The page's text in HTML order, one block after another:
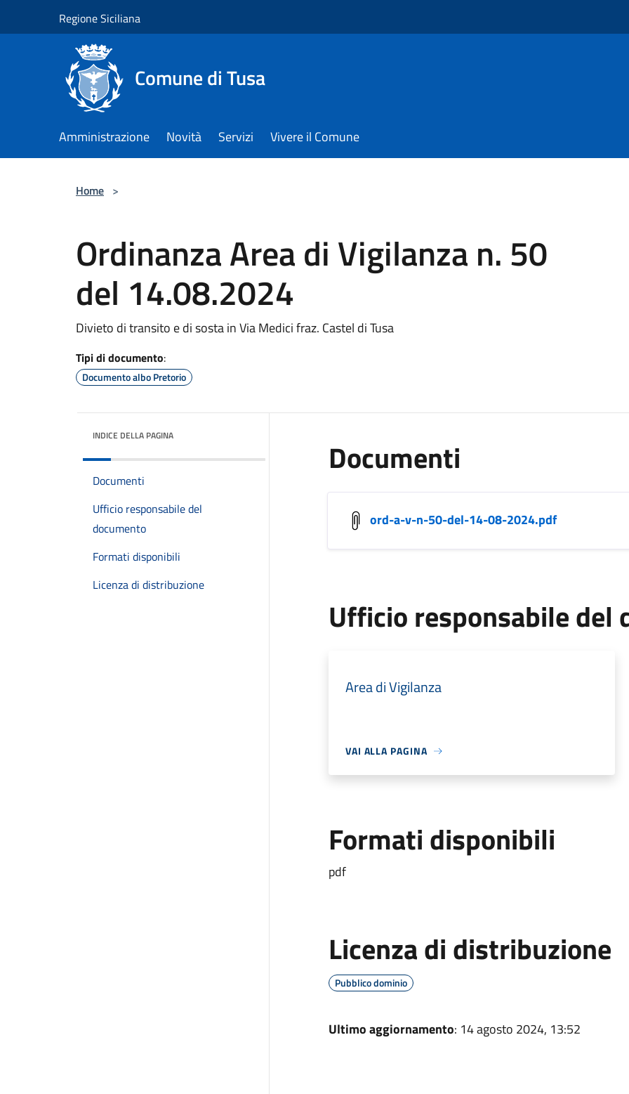
Regione Siciliana
Comune di Tusa
Amministrazione Novità Servizi Vivere il Comune
Home >
Ordinanza Area di Vigilanza n. 50
del 14.08.2024
Divieto di transito e di sosta in Via Medici fraz. Castel di Tusa
Tipi di documento:
Documento albo Pretorio
INDICE DELLA PAGINA
Documenti
Ufficio responsabile del
documento
Formati disponibili
Licenza di distribuzione
Documenti
ord-a-v-n-50-del-14-08-2024.pdf
Ufficio responsabile del
Area di Vigilanza
VAI ALLA PAGINA
Formati disponibili
pdf
Licenza di distribuzione
Pubblico dominio
Ultimo aggiornamento: 14 agosto 2024, 13:52